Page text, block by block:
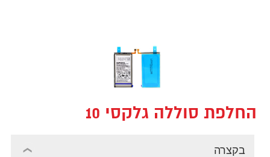
החלפת סוללה גלקסי 10
בקצרה